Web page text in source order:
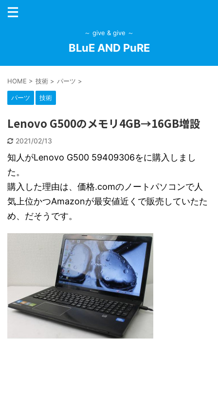
～ give & give ～
BLuE AND PuRE
HOME > 技術 > パーツ >
パーツ 技術
Lenovo G500のメモリ4GB→16GB増設
2021/02/13
知人がLenovo G500 59409306をに購入しまし
た。
購入した理由は、価格.comのノートパソコンで人
気上位かつAmazonが最安値近くで販売していたた
め、だそうです。